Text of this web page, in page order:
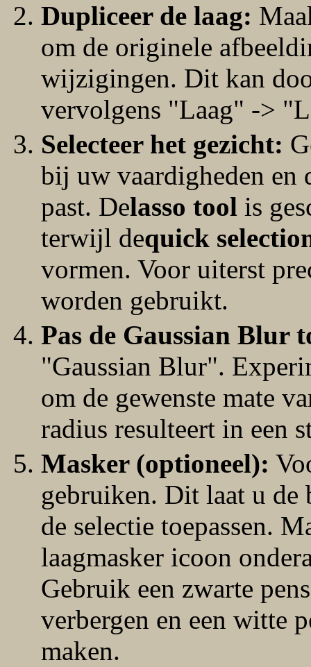
Dupliceer de laag:
om de originele
wijzigingen. Dit kan
vervolgens "Laag" ->
Selecteer het gezicht:
bij uw vaardigheden en
past. Delasso tool is
terwijl dequick
vormen. Voor uiterst
worden gebruikt.
Pas de Gaussian Blur
"Gaussian Blur".
om de gewenste mate
radius resulteert in een
Masker (optioneel):
gebruiken. Dit laat u de
de selectie toepassen.
laagmasker icoon
Gebruik een zwarte
verbergen en een witte
maken.